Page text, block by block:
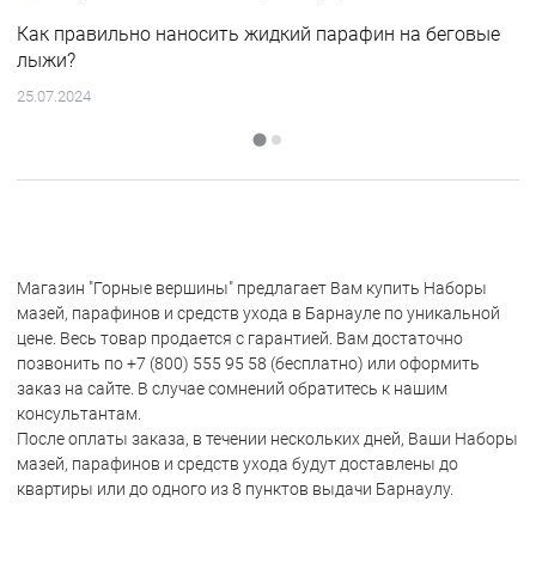
Как правильно наносить жидкий парафин на беговые
лыжи?
25.07.2024
Магазин "Горные вершины" предлагает Вам купить Наборы
мазей, парафинов и средств ухода в Барнауле по уникальной
цене. Весь товар продается с гарантией. Вам достаточно
позвонить по +7 (800) 555 95 58 (бесплатно) или оформить
заказ на сайте. В случае сомнений обратитесь к нашим
консультантам.
После оплаты заказа, в течении нескольких дней, Ваши Наборы
мазей, парафинов и средств ухода будут доставлены до
квартиры или до одного из 8 пунктов выдачи Барнаулу.